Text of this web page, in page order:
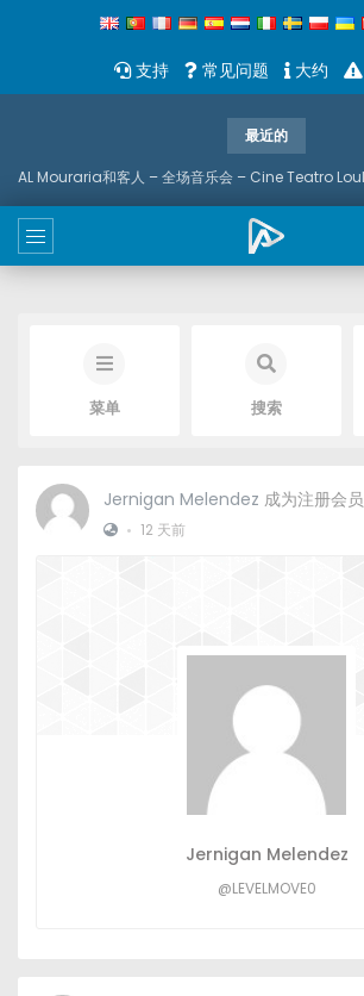
支持 常见问题 大约
最近的
菜单 搜索
Jernigan Melendez 成为注册会员
• 12 天前
Jernigan Melendez
@LEVELMOVE0